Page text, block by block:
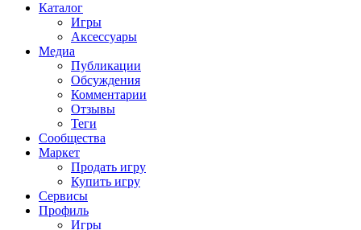
Каталог
Игры
Аксессуары
Медиа
Публикации
Обсуждения
Комментарии
Отзывы
Теги
Сообщества
Маркет
Продать игру
Купить игру
Сервисы
Профиль
Игры